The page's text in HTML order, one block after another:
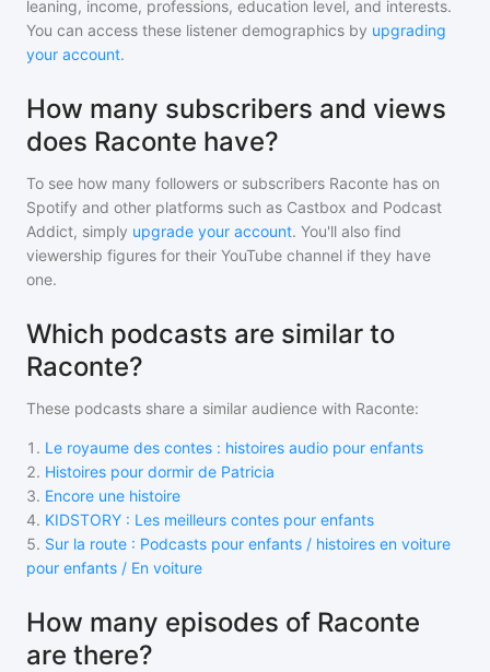
leaning, income, professions, education level, and interests.
You can access these listener demographics by upgrading
your account.
How many subscribers and views
does Raconte have?
To see how many followers or subscribers Raconte has on
Spotify and other platforms such as Castbox and Podcast
Addict, simply upgrade your account. You'll also find
viewership figures for their YouTube channel if they have
one.
Which podcasts are similar to
Raconte?
These podcasts share a similar audience with Raconte:
1 . Le royaume des contes : histoires audio pour enfants
2. Histoires pour dormir de Patricia
3. Encore une histoire
4. KIDSTORY : Les meilleurs contes pour enfants
5. Sur la route : Podcasts pour enfants / histoires en voiture
pour enfants / En voiture
How many episodes of Raconte
are there?